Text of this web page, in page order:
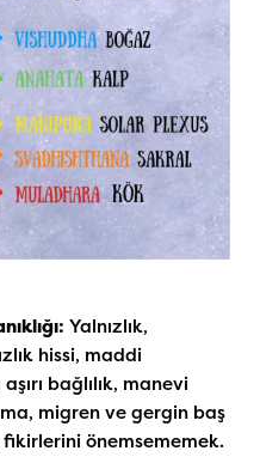
Yalnızlık,
hissi, maddi
bağlılık, manevi
migren ve gergin baş
fikirlerini önemsememek.